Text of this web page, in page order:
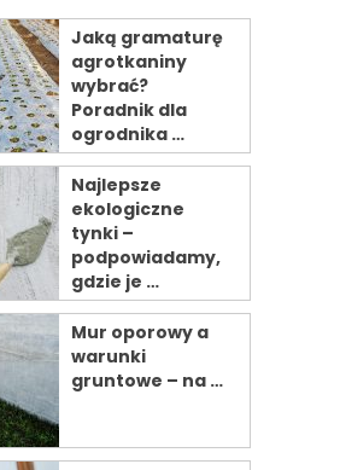
Jaką gramaturę
agrotkaniny
wybrać?
Poradnik dla
ogrodnika …
Najlepsze
ekologiczne
tynki –
podpowiadamy,
gdzie je …
Mur oporowy a
warunki
gruntowe – na …